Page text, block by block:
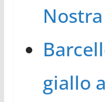
Nostra
giallo